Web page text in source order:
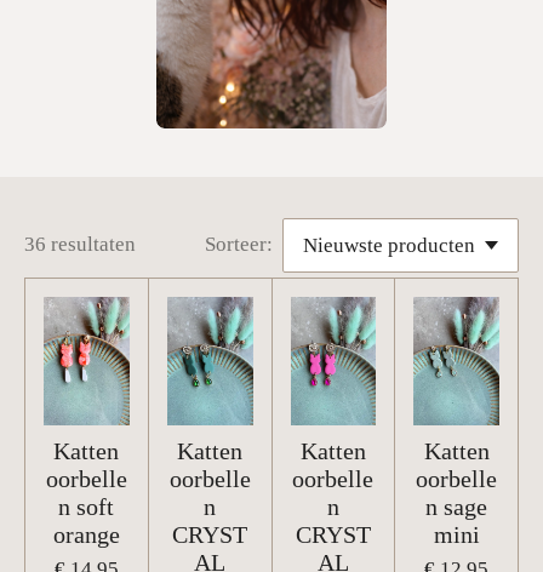
36 resultaten Sorteer:
Katten
oorbelle
n soft
orange
Katten
oorbelle
n
CRYST
AL
Katten
oorbelle
n
CRYST
AL
Katten
oorbelle
n sage
mini